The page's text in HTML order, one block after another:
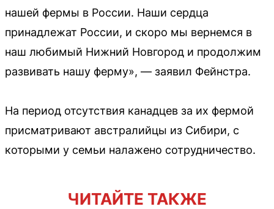
нашей фермы в России. Наши сердца
принадлежат России, и скоро мы вернемся в
наш любимый Нижний Новгород и продолжим
развивать нашу ферму», — заявил Фейнстра.
На период отсутствия канадцев за их фермой
присматривают австралийцы из Сибири, с
которыми у семьи налажено сотрудничество.
ЧИТАЙТЕ ТАКЖЕ